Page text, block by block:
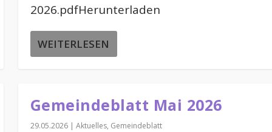
2026.pdfHerunterladen
WEITERLESEN
Gemeindeblatt Mai 2026
29.05.2026| Aktuelles, Gemeindeblatt